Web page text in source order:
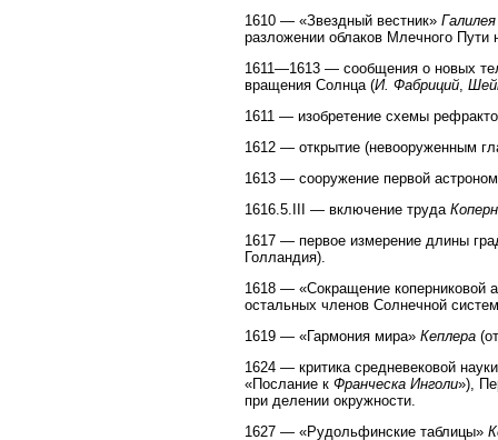
1610 — «Звездный вестник» Галилея
разложении облаков Млечного Пути
1611—1613 — сообщения о новых
вращения Солнца (И. Фабриций,
1611 — изобретение схемы
1612 — открытие (невооруженным
1613 — сооружение первой
1616.5.III — включение труда
1617 — первое измерение длины
Голландия).
1618 — «Сокращение коперниковой
остальных членов Солнечной
1619 — «Гармония мира» Кеплера
1624 — критика средневековой
«Послание к Франческа Инголи»),
при делении окружности.
1627 — «Рудольфинские таблицы»